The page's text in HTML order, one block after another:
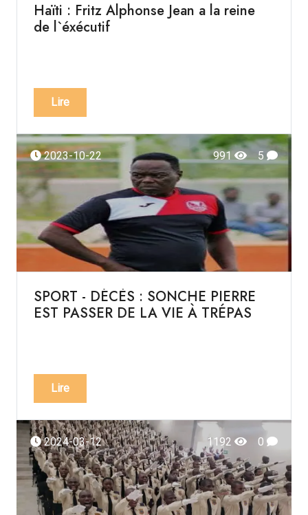
Haïti : Fritz Alphonse Jean a la reine
de l`éxécutif
Lire
2023-10-22 991 5
SPORT - DÉCÈS : SONCHE PIERRE
EST PASSER DE LA VIE À TRÉPAS
Lire
2024-03-12 1192 0